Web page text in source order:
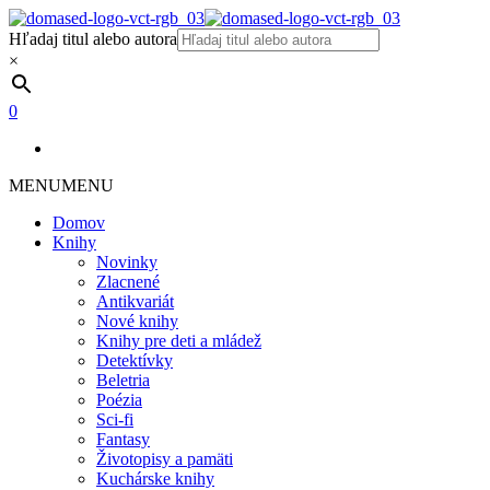
Hľadaj titul alebo autora
×
0
MENUMENU
Domov
Knihy
Novinky
Zlacnené
Antikvariát
Nové knihy
Knihy pre deti a mládež
Detektívky
Beletria
Poézia
Sci-fi
Fantasy
Životopisy a pamäti
Kuchárske knihy